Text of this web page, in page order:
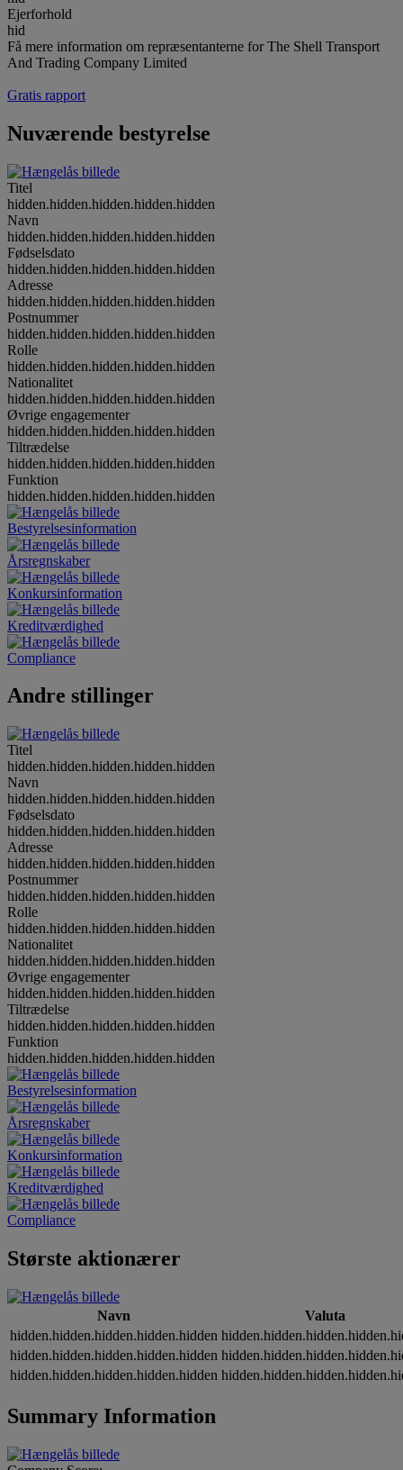
Ejerforhold
hid
Få mere information om repræsentanterne for The Shell Transport
And Trading Company Limited
Gratis rapport
Nuværende bestyrelse
Titel
hidden.hidden.hidden.hidden.hidden
Navn
hidden.hidden.hidden.hidden.hidden
Fødselsdato
hidden.hidden.hidden.hidden.hidden
Adresse
hidden.hidden.hidden.hidden.hidden
Postnummer
hidden.hidden.hidden.hidden.hidden
Rolle
hidden.hidden.hidden.hidden.hidden
Nationalitet
hidden.hidden.hidden.hidden.hidden
Øvrige engagementer
hidden.hidden.hidden.hidden.hidden
Tiltrædelse
hidden.hidden.hidden.hidden.hidden
Funktion
hidden.hidden.hidden.hidden.hidden
Bestyrelsesinformation
Årsregnskaber
Konkursinformation
Kreditværdighed
Compliance
Andre stillinger
Titel
hidden.hidden.hidden.hidden.hidden
Navn
hidden.hidden.hidden.hidden.hidden
Fødselsdato
hidden.hidden.hidden.hidden.hidden
Adresse
hidden.hidden.hidden.hidden.hidden
Postnummer
hidden.hidden.hidden.hidden.hidden
Rolle
hidden.hidden.hidden.hidden.hidden
Nationalitet
hidden.hidden.hidden.hidden.hidden
Øvrige engagementer
hidden.hidden.hidden.hidden.hidden
Tiltrædelse
hidden.hidden.hidden.hidden.hidden
Funktion
hidden.hidden.hidden.hidden.hidden
Bestyrelsesinformation
Årsregnskaber
Konkursinformation
Kreditværdighed
Compliance
Største aktionærer
Navn
Valuta
hidden.hidden.hidden.hidden.hidden
hidden.hidden.hidden.hidden.hidden
hidden.hidden.hidden.hidden.hidden
Summary Information